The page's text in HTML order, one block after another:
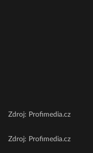
Zdroj: Profimedia.cz
Zdroj: Profimedia.cz